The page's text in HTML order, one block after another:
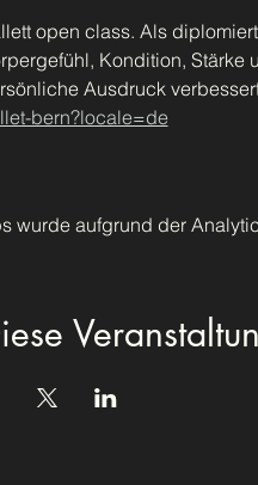
open class. Als
Kondition, Stärke
Ausdruck
bern?locale=de
wurde aufgrund der